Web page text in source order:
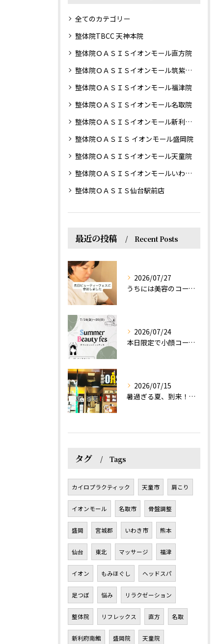
全てのカテゴリー
整体院TBCC 天神本院
整体院ＯＡＳＩＳイオンモール直方院
整体院ＯＡＳＩＳイオンモール筑紫野院
整体院ＯＡＳＩＳイオンモール福津院
整体院ＯＡＳＩＳイオンモール名取院
整体院ＯＡＳＩＳイオンモール新利府南館院
整体院ＯＡＳＩＳ イオンモール盛岡院
整体院ＯＡＳＩＳイオンモール天童院
整体院ＯＡＳＩＳイオンモールいわき小名浜院
整体院ＯＡＳＩＳ仙台駅前店
最近の投稿 Recent Posts
2026/07/27
うちには美容のコースもあるって伝えなきゃ！えっほっえxty
2026/07/24
本日限定で小顔コース体験(ワンコイン)実施します！
2026/07/15
暑過ぎる夏、到来！だるさを感じる方は、結構不足！？
タグ Tags
カイロプラクティック 天童市 肩こり
イオンモール 名取市 骨盤調整
盛岡 宮城郡 いわき市 熊本
仙台 東北 マッサージ 福津
イオン もみほぐし ヘッドスパ
足つぼ 悩み リラクゼーション
整体院 リフレックス 直方 名取
新利府南館 盛岡院 天童院